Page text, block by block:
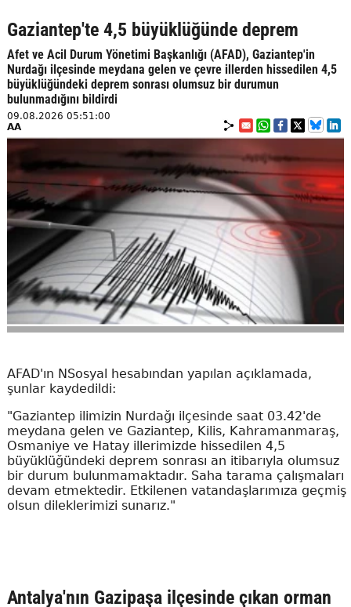
Gaziantep'te 4,5 büyüklüğünde deprem
Afet ve Acil Durum Yönetimi Başkanlığı (AFAD), Gaziantep'in
Nurdağı ilçesinde meydana gelen ve çevre illerden hissedilen 4,5
büyüklüğündeki deprem sonrası olumsuz bir durumun
bulunmadığını bildirdi
09.08.2026 05:51:00
AA
AFAD'ın NSosyal hesabından yapılan açıklamada,
şunlar kaydedildi:
"Gaziantep ilimizin Nurdağı ilçesinde saat 03.42'de
meydana gelen ve Gaziantep, Kilis, Kahramanmaraş,
Osmaniye ve Hatay illerimizde hissedilen 4,5
büyüklüğündeki deprem sonrası an itibarıyla olumsuz
bir durum bulunmamaktadır. Saha tarama çalışmaları
devam etmektedir. Etkilenen vatandaşlarımıza geçmiş
olsun dileklerimizi sunarız."
Antalya'nın Gazipaşa ilçesinde çıkan orman